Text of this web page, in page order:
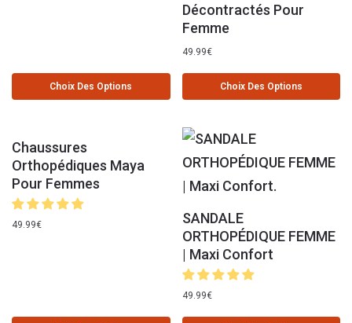
Choix Des Options
Décontractés Pour
Femme
49.99€
Choix Des Options
Chaussures
Orthopédiques Maya
Pour Femmes
49.99€
SANDALE
ORTHOPÉDIQUE FEMME
| Maxi Confort
49.99€